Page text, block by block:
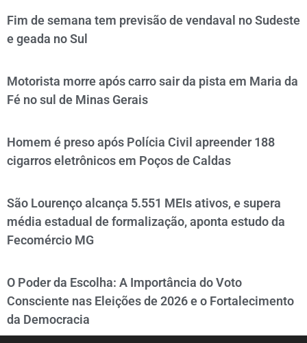
Fim de semana tem previsão de vendaval no Sudeste
e geada no Sul
Motorista morre após carro sair da pista em Maria da
Fé no sul de Minas Gerais
Homem é preso após Polícia Civil apreender 188
cigarros eletrônicos em Poços de Caldas
São Lourenço alcança 5.551 MEIs ativos, e supera
média estadual de formalização, aponta estudo da
Fecomércio MG
O Poder da Escolha: A Importância do Voto
Consciente nas Eleições de 2026 e o Fortalecimento
da Democracia